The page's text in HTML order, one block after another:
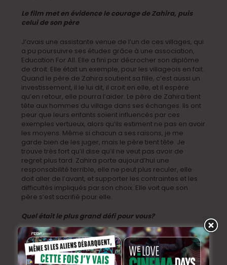
Le film met en évidence le courage de Zahira, puis
celui de son père
J’avais une assistante venue de l’un de ces villages, qui
a pu poursuivre ses études grâce à une association,
Education For All. Elle a fini par décrocher son diplôme
de droit. Elle était un exemple, pour les villageois en fait.
Quand le père de Zahira soutient sa fille, c’est aussi un
investissement, il le lui dit, il croit en elle, et il espère
qu’en retour, elle pourra l’aider. Le père de Zahira tient
tête aux hommes du village dans ses échanges. Ils ont
peur que leurs enfants soient influencés par ces
exemples vertueux, alors qu’ils estiment ne pas en avoir
les moyens. Même si chacun a ses raisons, je me
garde bien de les juger, mais le père tient tête. Je
trouve très fort qu’il dise qu’il ne veut pas avoir de
regret plus tard. Zahira porte aujourd’hui une
responsabilité terrible, elle ne peut plus reculer, elle
doit aller de l’avant, et supporter les contraintes et les
difficultés impliqués par son choix. Elle voit que son
père s’est sacrifié pour elle.
Quel était le plus grand défi pour vous?
C’est toujours la même chose en documentaire, on doit
convaincre des partenaires, mais un documentaire, ce
n’est pas un scénario, des dialogues, ou même de la
mise-en-scène parfois, il faut s’adapter aux personnes